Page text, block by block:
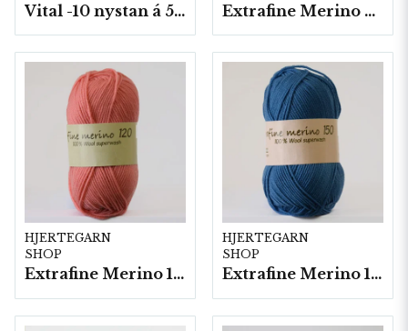
Vital -10 nystan á 50g./fp. Extrafine Merino 90
HJERTEGARN
SHOP
Extrafine Merino 120- 10 nystan a50g./fp.
HJERTEGARN
SHOP
Extrafine Merino 150- 10 nystan a50g./fp.